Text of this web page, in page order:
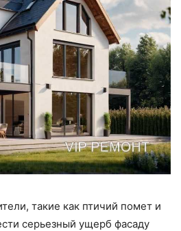
такие как птичий помет и
серьезный ущерб фасаду